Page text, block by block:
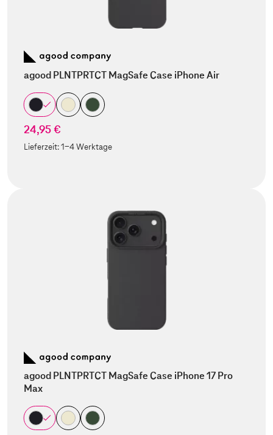
agood PLNTPRTCT MagSafe Case iPhone Air
24,95 €
Lieferzeit:1-4 Werktage
agood PLNTPRTCT MagSafe Case iPhone 17 Pro
Max